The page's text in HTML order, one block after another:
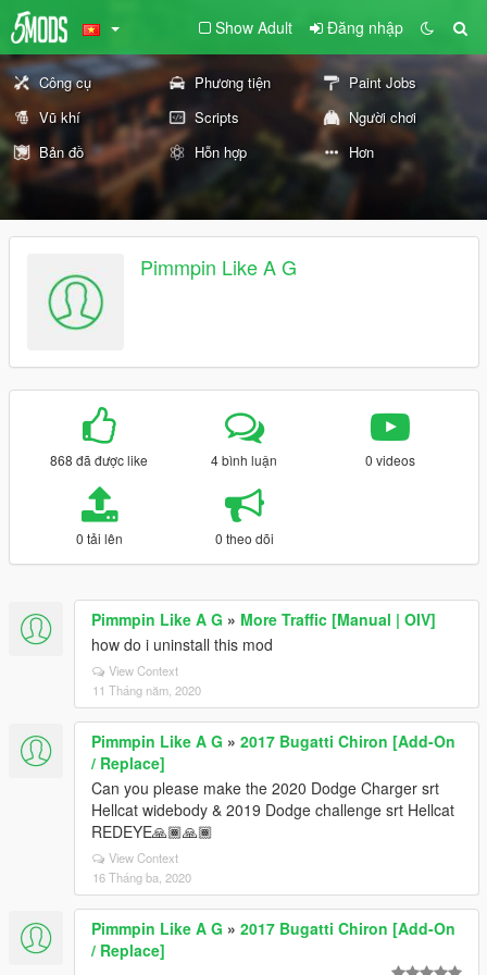
Show Adult Đăng nhập
Công cụ Phương tiện
Paint Jobs
Vũ khí
Scripts
Người chơi
Bản đồ
Hỗn hợp Hơn
Pimmpin Like A G
868 đã được like 4 bình luận 0 videos
0 tải lên 0 theo dõi
Pimmpin Like A G » More Traffic [Manual | OIV]
how do i uninstall this mod
View Context
11 Tháng năm, 2020
Pimmpin Like A G » 2017 Bugatti Chiron [Add-On
/ Replace]
Can you please make the 2020 Dodge Charger srt
Hellcat widebody & 2019 Dodge challenge srt Hellcat
REDEYE🙏🏾🙏🏾
View Context
16 Tháng ba, 2020
Pimmpin Like A G » 2017 Bugatti Chiron [Add-On
/ Replace]